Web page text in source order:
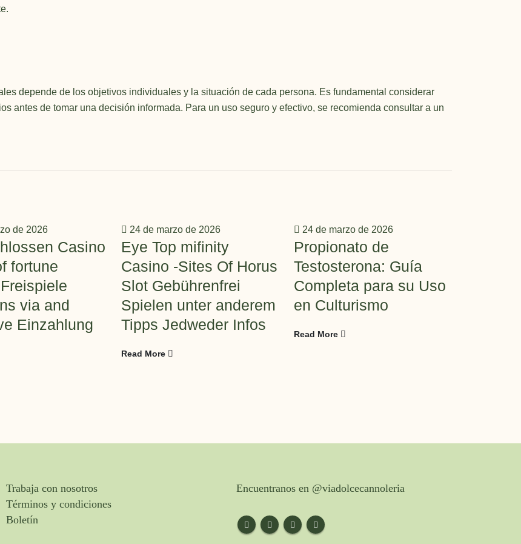
depende de los objetivos individuales y la situación de cada persona. Es fundamental considerar
antes de tomar una decisión informada. Para un uso seguro y efectivo, se recomienda consultar a un
de 2026
Casino
fortune
via and
Einzahlung
24 de marzo de 2026
Eye Top mifinity
Casino -Sites Of Horus
Slot Gebührenfrei
Spielen unter anderem
Tipps Jedweder Infos
Read More
24 de marzo de 2026
Propionato de
Testosterona: Guía
Completa para su Uso
en Culturismo
Read More
Trabaja con nosotros
Términos y condiciones
Boletín
Encuentranos en @viadolcecannoleria